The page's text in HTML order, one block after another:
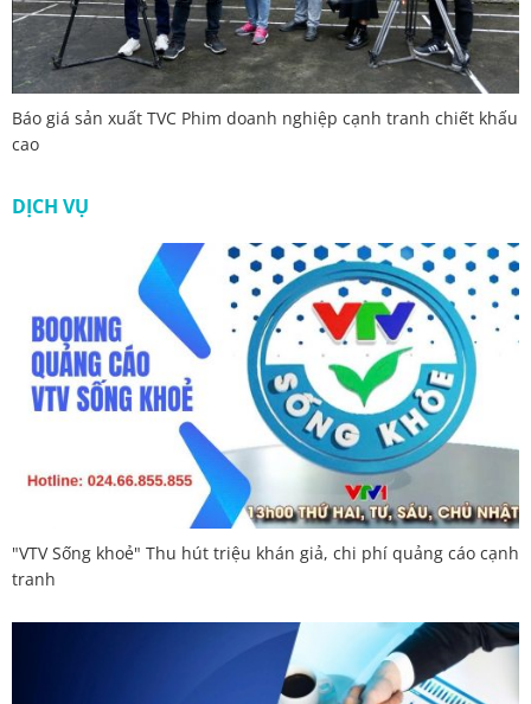
Báo giá sản xuất TVC Phim doanh nghiệp cạnh tranh chiết khấu
cao
DỊCH VỤ
"VTV Sống khoẻ" Thu hút triệu khán giả, chi phí quảng cáo cạnh
tranh